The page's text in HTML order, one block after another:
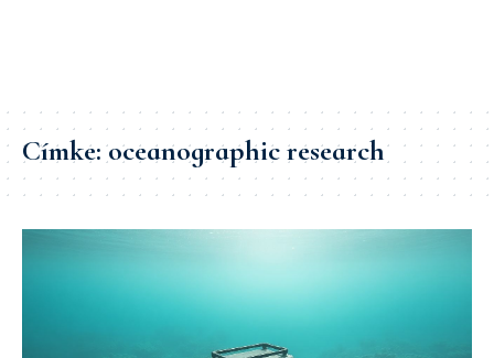
Címke:oceanographic research